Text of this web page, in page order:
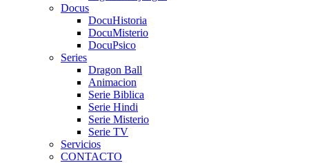
Docus
DocuHistoria
DocuMisterio
DocuPsico
Series
Dragon Ball
Animacion
Serie Biblica
Serie Hindi
Serie Misterio
Serie TV
Servicios
CONTACTO